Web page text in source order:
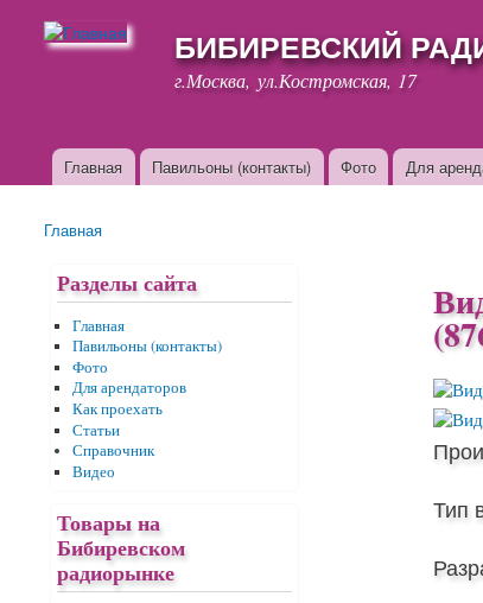
БИБИРЕВСКИЙ
г.Москва, ул.Костромская, 17
Основные ссылки
Главная Павильоны (контакты) Фото Для
Вы здесь
Главная
Тип
Разделы сайта
Главная
Павильоны (контакты)
Фото
Для арендаторов
Как проехать
Статьи
Справочник
Видео
Товары на
Бибиревском
радиорынке